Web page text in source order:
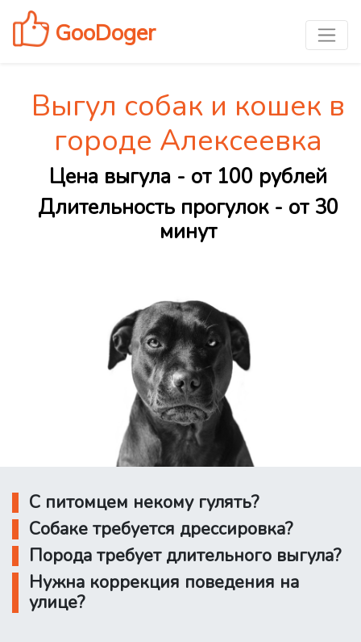
GooDoger
Выгул собак и кошек в
городе Алексеевка
Цена выгула - от 100 рублей
Длительность прогулок - от 30
минут
С питомцем некому гулять?
Собаке требуется дрессировка?
Порода требует длительного выгула?
Нужна коррекция поведения на
улице?